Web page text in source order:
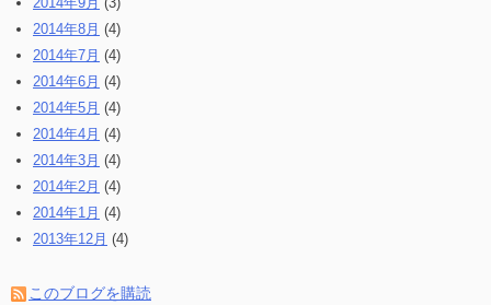
2014年8月 (4)
2014年7月 (4)
2014年6月 (4)
2014年5月 (4)
2014年4月 (4)
2014年3月 (4)
2014年2月 (4)
2014年1月 (4)
2013年12月 (4)
このブログを購読